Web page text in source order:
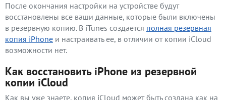
После окончания настройки на устройстве будут
восстановлены все ваши данные, которые были включены
в резервную копию. В iTunes создается полная резервная
копия iPhone и настраивать ее, в отличии от копии iCloud
возможности нет.
Как восстановить iPhone из резервной
копии iCloud
Как вы уже знаете, копия iCloud может быть создана как на